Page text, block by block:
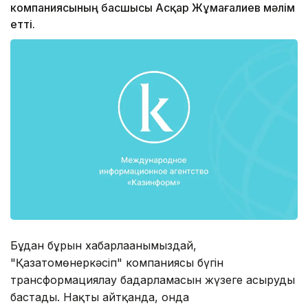
компаниясының басшысы Асқар Жұмағалиев мәлім
етті.
Бұдан бұрын xабарлағанымыздай,
"Қазатомөнеркәсіп" компаниясы бүгін
трансформациялау бағдарламасын жүзеге асыруды
бастады. Нақты айтқанда, онда